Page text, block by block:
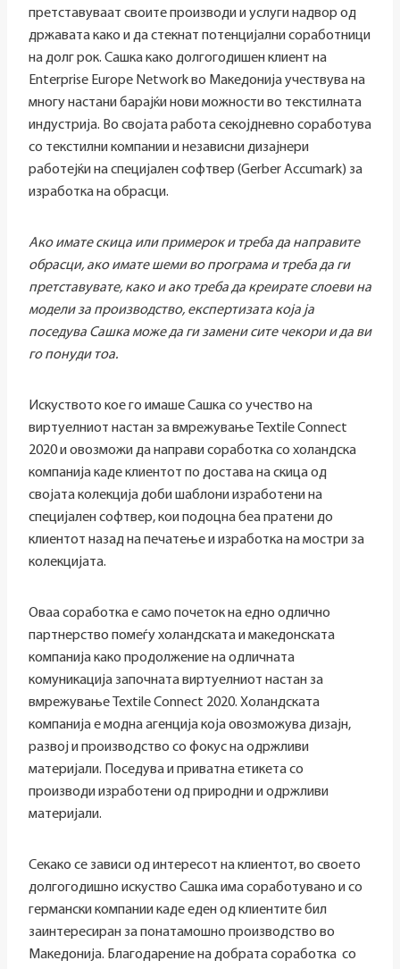
претставуваат своите производи и услуги надвор од
државата како и да стекнат потенцијални соработници
на долг рок. Сашка како долгогодишен клиент на
Enterprise Europe Network во Македонија учествува на
многу настани барајќи нови можности во текстилната
индустрија. Во својата работа секојдневно соработува
со текстилни компании и независни дизајнери
работејќи на специјален софтвер (Gerber Accumark) за
изработка на обрасци.
Ако имате скица или примерок и треба да направите
обрасци, ако имате шеми во програма и треба да ги
претставувате, како и ако треба да креирате слоеви на
модели за производство, експертизата која ја
поседува Сашка може да ги замени сите чекори и да ви
го понуди тоа.
Искуството кое го имаше Сашка со учество на
виртуелниот настан за вмрежување Textile Connect
2020 и овозможи да направи соработка со холандска
компанија каде клиентот по достава на скица од
својата колекција доби шаблони изработени на
специјален софтвер, кои подоцна беа пратени до
клиентот назад на печатење и изработка на мостри за
колекцијата.
Оваа соработка е само почеток на едно одлично
партнерство помеѓу холандската и македонската
компанија како продолжение на одличната
комуникација започната виртуелниот настан за
вмрежување Textile Connect 2020. Холандската
компанија е модна агенција која овозможува дизајн,
развој и производство со фокус на одржливи
материјали. Поседува и приватна етикета со
производи изработени од природни и одржливи
материјали.
Секако се зависи од интересот на клиентот, во своето
долгогодишно искуство Сашка има соработувано и со
германски компании каде еден од клиентите бил
заинтересиран за понатамошно производство во
Македонија. Благодарение на добрата соработка со